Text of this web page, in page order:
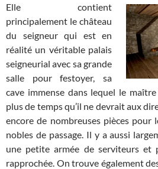
Elle contient
principalement le château
du seigneur qui est en
réalité un véritable palais
seigneurial avec sa grande
salle pour festoyer, sa
cave immense dans lequel le
plus de temps qu’il ne devrait aux
encore de nombreuses pièces pour
nobles de passage. Il y a aussi
une petite armée de serviteurs et
rapprochée. On trouve également